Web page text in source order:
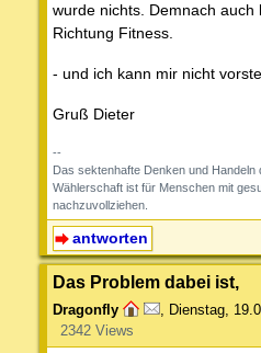
wurde nichts. Demnach auch
Richtung Fitness.
- und ich kann mir nicht
Gruß Dieter
--
Das sektenhafte Denken und
Wählerschaft ist für Menschen mit
nachzuvollziehen.
antworten
Das Problem dabei ist,
Dragonfly Dienstag,
2342 Views